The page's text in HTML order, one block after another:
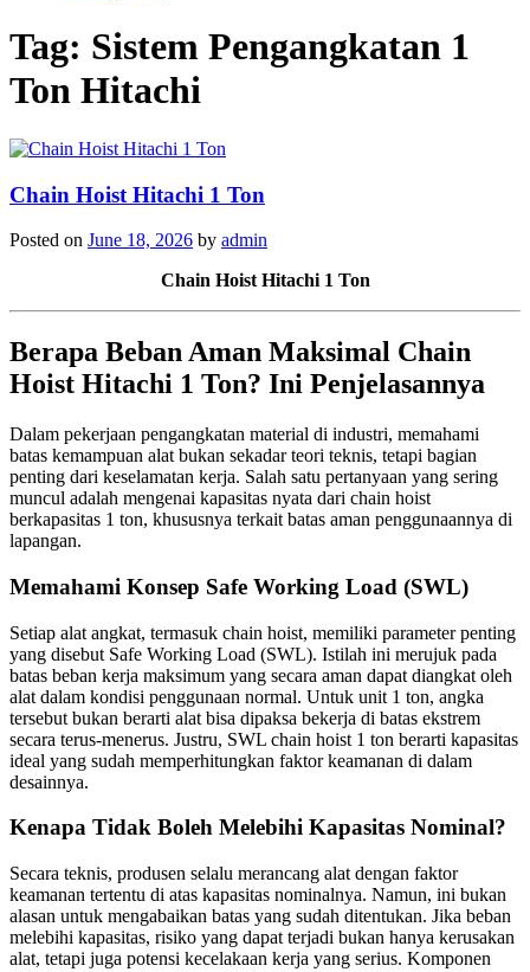
Tag: Sistem Pengangkatan 1
Ton Hitachi
Chain Hoist Hitachi 1 Ton
Posted on June 18, 2026 by admin
Chain Hoist Hitachi 1 Ton
Berapa Beban Aman Maksimal Chain
Hoist Hitachi 1 Ton? Ini Penjelasannya
Dalam pekerjaan pengangkatan material di industri, memahami
batas kemampuan alat bukan sekadar teori teknis, tetapi bagian
penting dari keselamatan kerja. Salah satu pertanyaan yang sering
muncul adalah mengenai kapasitas nyata dari chain hoist
berkapasitas 1 ton, khususnya terkait batas aman penggunaannya di
lapangan.
Memahami Konsep Safe Working Load (SWL)
Setiap alat angkat, termasuk chain hoist, memiliki parameter penting
yang disebut Safe Working Load (SWL). Istilah ini merujuk pada
batas beban kerja maksimum yang secara aman dapat diangkat oleh
alat dalam kondisi penggunaan normal. Untuk unit 1 ton, angka
tersebut bukan berarti alat bisa dipaksa bekerja di batas ekstrem
secara terus-menerus. Justru, SWL chain hoist 1 ton berarti kapasitas
ideal yang sudah memperhitungkan faktor keamanan di dalam
desainnya.
Kenapa Tidak Boleh Melebihi Kapasitas Nominal?
Secara teknis, produsen selalu merancang alat dengan faktor
keamanan tertentu di atas kapasitas nominalnya. Namun, ini bukan
alasan untuk mengabaikan batas yang sudah ditentukan. Jika beban
melebihi kapasitas, risiko yang dapat terjadi bukan hanya kerusakan
alat, tetapi juga potensi kecelakaan kerja yang serius. Komponen